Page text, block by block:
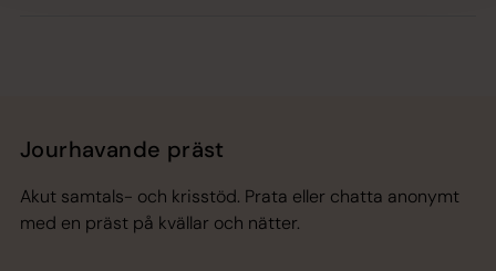
Jourhavande präst
Akut samtals- och krisstöd. Prata eller chatta anonymt
med en präst på kvällar och nätter.